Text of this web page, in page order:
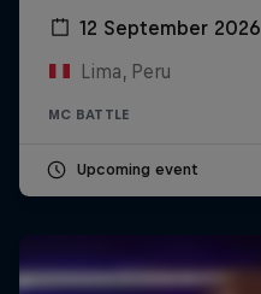
12 September 2026
Lima, Peru
MC BATTLE
Upcoming event